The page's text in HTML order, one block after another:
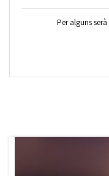
Per alguns